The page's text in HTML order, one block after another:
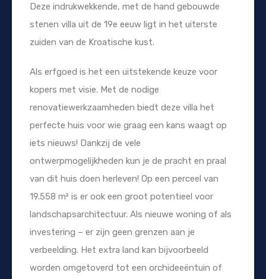
Deze indrukwekkende, met de hand gebouwde
stenen villa uit de 19e eeuw ligt in het uiterste
zuiden van de Kroatische kust.
Als erfgoed is het een uitstekende keuze voor
kopers met visie. Met de nodige
renovatiewerkzaamheden biedt deze villa het
perfecte huis voor wie graag een kans waagt op
iets nieuws! Dankzij de vele
ontwerpmogelijkheden kun je de pracht en praal
van dit huis doen herleven! Op een perceel van
19.558 m² is er ook een groot potentieel voor
landschapsarchitectuur. Als nieuwe woning of als
investering – er zijn geen grenzen aan je
verbeelding. Het extra land kan bijvoorbeeld
worden omgetoverd tot een orchideeëntuin of